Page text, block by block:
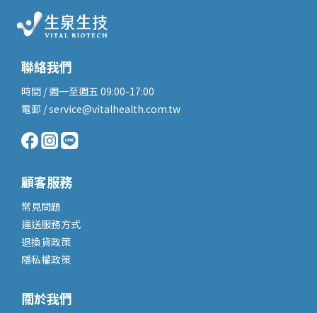
聯絡我們
時間 / 週一至週五 09:00-17:00
電郵 / service@vitalhealth.com.tw
顧客服務
常見問題
運送服務方式
退換貨政策
隱私權政策
關於我們